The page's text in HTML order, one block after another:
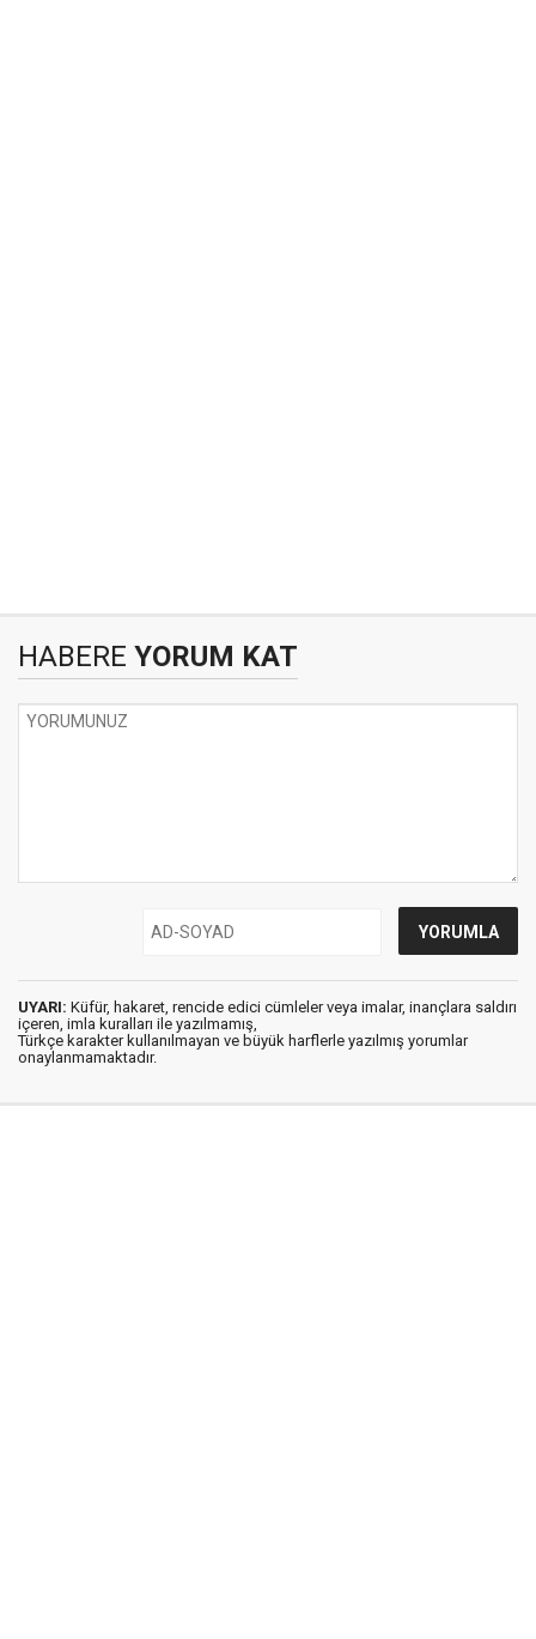
HABERE YORUM KAT
UYARI: Küfür, hakaret, rencide edici cümleler veya imalar, inançlara saldırı
içeren, imla kuralları ile yazılmamış,
Türkçe karakter kullanılmayan ve büyük harflerle yazılmış yorumlar
onaylanmamaktadır.